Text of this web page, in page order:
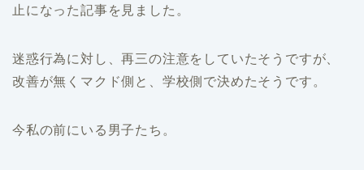
止になった記事を見ました。
迷惑行為に対し、再三の注意をしていたそうですが、
改善が無くマクド側と、学校側で決めたそうです。
今私の前にいる男子たち。